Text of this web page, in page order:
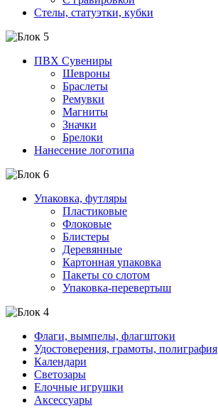
Стелы, статуэтки, кубки
ПВХ Сувениры
Шевроны
Браслеты
Ремувки
Магниты
Значки
Брелоки
Нанесение логотипа
Упаковка, футляры
Пластиковые
Флоковые
Блистеры
Деревянные
Картонная упаковка
Пакеты со слотом
Упаковка-перевертыш
Флаги, вымпелы, флагштоки
Удостоверения, грамоты, полиграфия
Календари
Светозары
Елочные игрушки
Аксессуары